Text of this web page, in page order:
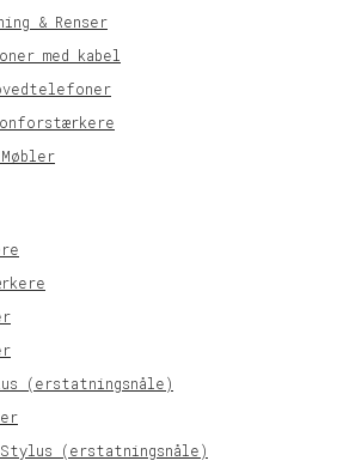
& Renser
med kabel
(erstatningsnåle)
Stylus (erstatningsnåle)